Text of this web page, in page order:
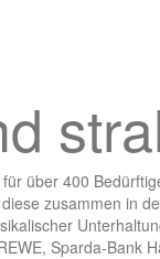
über 400
zusammen in
Sparda-Bank